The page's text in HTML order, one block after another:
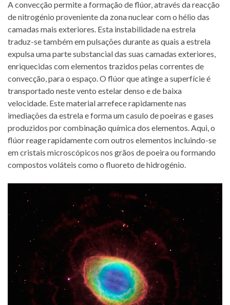
A convecção permite a formação de flúor, através da reacção
de nitrogénio proveniente da zona nuclear com o hélio das
camadas mais exteriores. Esta instabilidade na estrela
traduz-se também em pulsações durante as quais a estrela
expulsa uma parte substancial das suas camadas exteriores,
enriquecidas com elementos trazidos pelas correntes de
convecção, para o espaço. O flúor que atinge a superfície é
transportado neste vento estelar denso e de baixa
velocidade. Este material arrefece rapidamente nas
imediações da estrela e forma um casulo de poeiras e gases
produzidos por combinação química dos elementos. Aqui, o
flúor reage rapidamente com outros elementos incluindo-se
em cristais microscópicos nos grãos de poeira ou formando
compostos voláteis como o fluoreto de hidrogénio.